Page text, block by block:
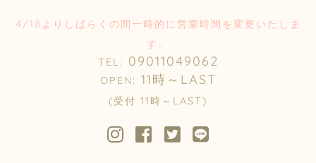
4/18よりしばらくの間一時的に営業時間を変更いたしま
す。
TEL:
09011049062
OPEN: 11時～LAST
(受付 11時～LAST)